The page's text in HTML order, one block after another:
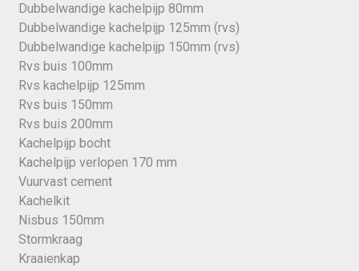
Dubbelwandige kachelpijp 80mm
Dubbelwandige kachelpijp 125mm (rvs)
Dubbelwandige kachelpijp 150mm (rvs)
Rvs buis 100mm
Rvs kachelpijp 125mm
Rvs buis 150mm
Rvs buis 200mm
Kachelpijp bocht
Kachelpijp verlopen 170 mm
Vuurvast cement
Kachelkit
Nisbus 150mm
Stormkraag
Kraaienkap